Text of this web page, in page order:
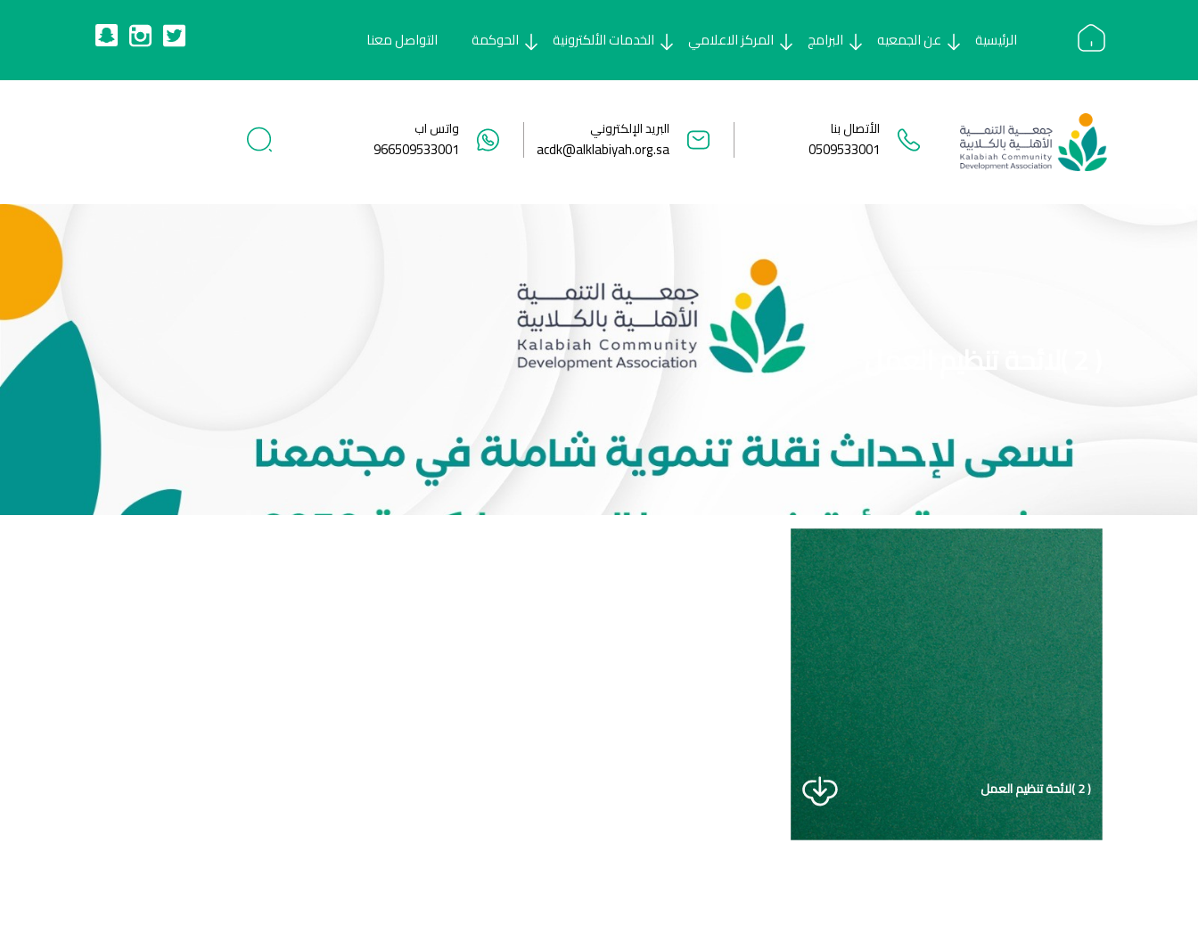
الرئيسية عن الجمعيه البرامج المركز الاعلامي الخدمات الألكترونية الحوكمة التواصل معنا
الأتصال بنا
0509533001
البريد الإلكتروني
acdk@alklabiyah.org.sa
واتس اب
966509533001
( 2 )لائحة تنظيم العمل